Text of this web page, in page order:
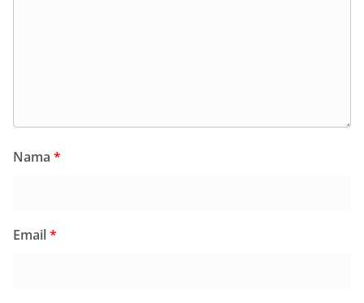
Nama *
Email*